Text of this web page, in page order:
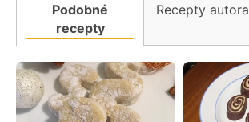
Podobné
recepty
Recepty autora